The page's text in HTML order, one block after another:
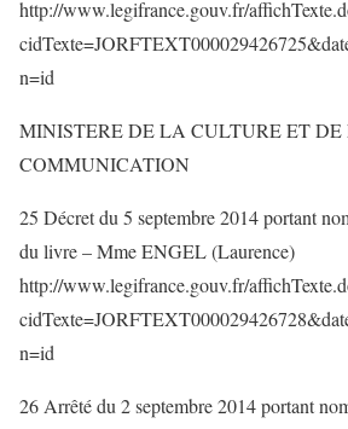
http://www.legifrance.gouv.fr/
n=id
MINISTERE DE LA CULTURE ET DE
COMMUNICATION
25 Décret du 5 septembre 2014 portant
du livre – Mme ENGEL (Laurence)
http://www.legifrance.gouv.fr/
n=id
26 Arrêté du 2 septembre 2014 portant